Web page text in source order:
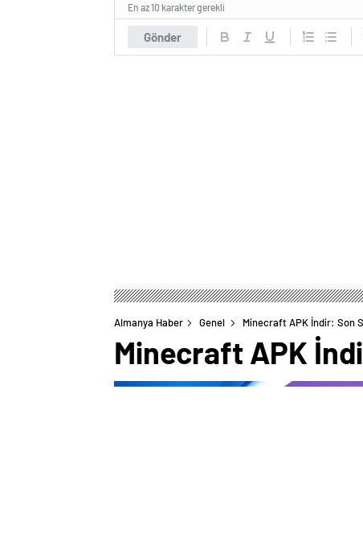
Gönder
En az 10 karakter gerekli
Almanya Haber Genel Minecraft APK İndir: Son
Minecraft APK